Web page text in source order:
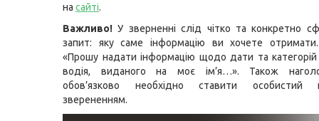
на сайті.
Важливо! У зверненні слід чітко та конкретно
запит: яку саме інформацію ви хочете
«Прошу надати інформацію щодо дати та категорій
водія, виданого на моє ім’я…». Також
обов’язково необхідно ставити особистий
зверененням.